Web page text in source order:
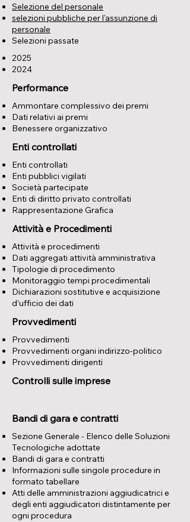
Selezione del personale
selezioni pubbliche per l'assunzione di
personale
Selezioni passate
2025
2024
Performance
Ammontare complessivo dei premi
Dati relativi ai premi
Benessere organizzativo
Enti controllati
Enti controllati
Enti pubblici vigilati
Società partecipate
Enti di diritto privato controllati
Rappresentazione Grafica
Attività e Procedimenti
Attività e procedimenti
Dati aggregati attività amministrativa
Tipologie di procedimento
Monitoraggio tempi procedimentali
Dichiarazioni sostitutive e acquisizione
d’ufficio dei dati
Provvedimenti
Provvedimenti
Provvedimenti organi indirizzo-politico
Provvedimenti dirigenti
Controlli sulle imprese
Bandi di gara e contratti
Sezione Generale - Elenco delle Soluzioni
Tecnologiche adottate
Bandi di gara e contratti
Informazioni sulle singole procedure in
formato tabellare
Atti delle amministrazioni aggiudicatrici e
degli enti aggiudicatori distintamente per
ogni procedura